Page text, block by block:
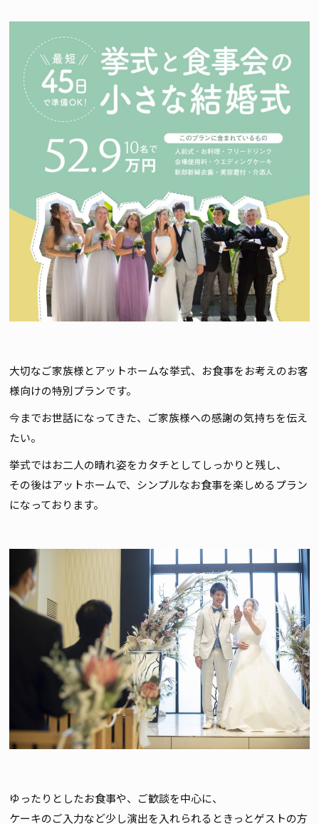
大切なご家族様とアットホームな挙式、お食事をお考えのお客
様向けの特別プランです。
今までお世話になってきた、ご家族様への感謝の気持ちを伝え
たい。
挙式ではお二人の晴れ姿をカタチとしてしっかりと残し、
その後はアットホームで、シンプルなお食事を楽しめるプラン
になっております。
ゆったりとしたお食事や、ご歓談を中心に、
ケーキのご入力など少し演出を入れられるときっとゲストの方